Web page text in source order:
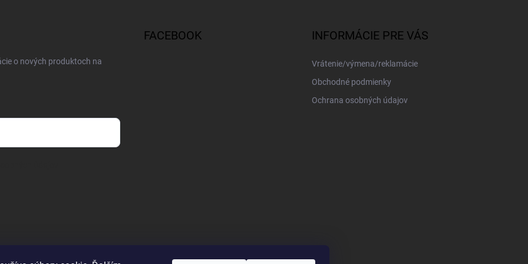
o nových produktoch na
FACEBOOK INFORMÁCIE PRE VÁS
Vrátenie/výmena/reklamácie
Obchodné podmienky
Ochrana osobných údajov